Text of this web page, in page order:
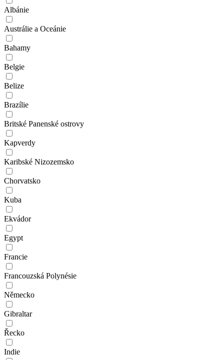
Albánie
Austrálie a Oceánie
Bahamy
Belgie
Belize
Brazílie
Britské Panenské ostrovy
Kapverdy
Karibské Nizozemsko
Chorvatsko
Kuba
Ekvádor
Egypt
Francie
Francouzská Polynésie
Německo
Gibraltar
Řecko
Indie